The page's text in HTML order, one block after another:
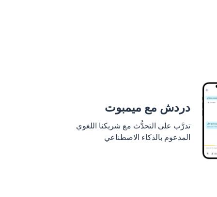
دردش مع ميمبوت
تدرَّب على التحدُّث مع شريكنا اللغوي
المدعوم بالذكاء الاصطناعي